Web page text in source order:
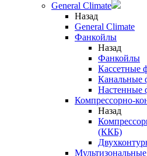
General Climate
Назад
General Climate
Фанкойлы
Назад
Фанкойлы
Кассетные
Канальные
Настенные
Компрессорно-
Назад
(ККБ)